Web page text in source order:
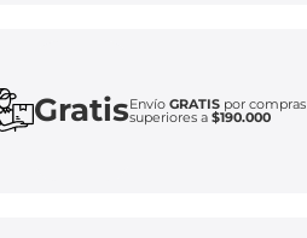
GratisEnvío GRATISpor compras
superiores a $190.000